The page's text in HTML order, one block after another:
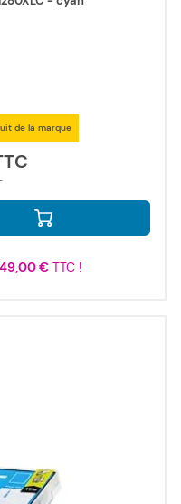
de la marque
49,00 €TTC !